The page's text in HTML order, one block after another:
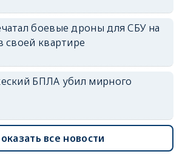
боевые дроны для СБУ на
своей квартире
БПЛА убил мирного
все новости